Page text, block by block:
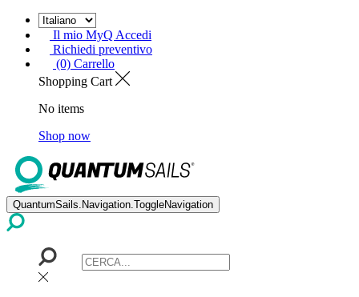
Il mio MyQ Accedi
Richiedi preventivo
(0) Carrello
Shopping Cart
No items
Shop now
QuantumSails.Navigation.ToggleNavigation